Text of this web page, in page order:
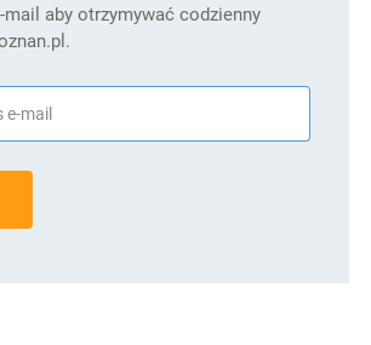
mail aby otrzymywać codzienny